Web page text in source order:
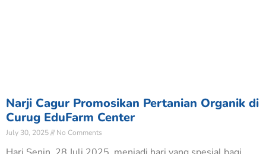
Narji Cagur Promosikan Pertanian Organik di
Curug EduFarm Center
July 30, 2025 No Comments